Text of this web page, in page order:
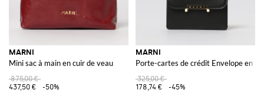
MARNI
Mini sac à main en cuir de veau
875,00 €
437,50 €
-50%
MARNI
Porte-cartes de crédit Envelope en
325,00 €
178,74 €
-45%